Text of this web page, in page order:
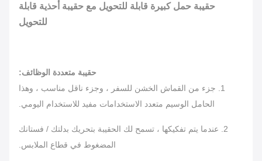
حقيبة حمل كبيرة قابلة للتحويل مع حقيبة أحذية قابلة
للتحويل
حقيبة متعددة الوظائف:
1. جزء من القماش الخشن للسفر ، وجزء ناقل مناسب ، وهذا
الحامل الوسيم متعدد الاستخدامات مفيد للاستخدام اليومي.
2. عندما يتم تفكيكها ، تسمح لك الحقيبة بتحريك بدلتك / فستانك
المضغوط في قطاع الملابس.